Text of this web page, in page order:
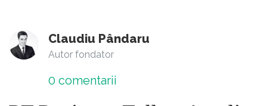
Claudiu Pândaru
Autor fondator
0 comentarii